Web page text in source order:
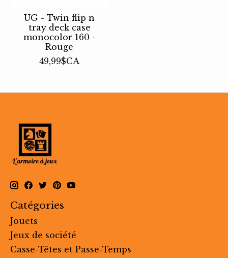
UG - Twin flip n
tray deck case
monocolor 160 -
Rouge
49,99$CA
Catégories
Jouets
Jeux de société
Casse-Têtes et Passe-Temps